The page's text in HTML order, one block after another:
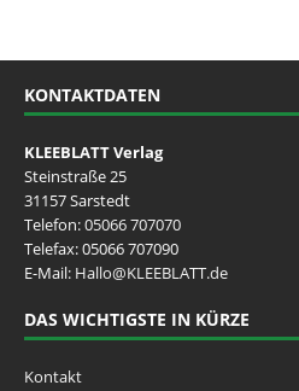
KONTAKTDATEN
KLEEBLATT Verlag
Steinstraße 25
31157 Sarstedt
Telefon:05066 707070
Telefax: 05066 707090
E-Mail: Hallo@KLEEBLATT.de
DAS WICHTIGSTE IN KÜRZE
Kontakt